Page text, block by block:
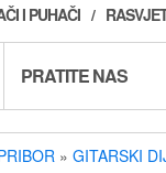
I PUHAČI
PRATITE NAS
» GITARSKI